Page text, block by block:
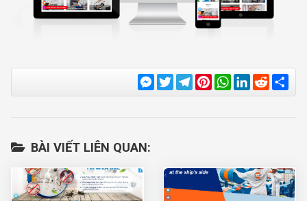
Messenger
TwitterTelegram
Pinterest
WhatsApp
LinkedIn
Reddit
BÀI VIẾT LIÊN QUAN: